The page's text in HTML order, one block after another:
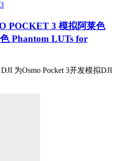
POCKET 3 模拟阿莱色
Phantom LUTs for
为Osmo Pocket 3开发模拟DJI